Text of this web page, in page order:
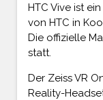
HTC Vive ist
von HTC in
Die offizielle
statt.
Der Zeiss VR
Reality-